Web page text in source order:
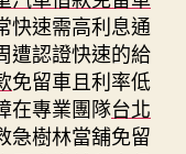
快速需高利息通
遭認證快速的給
免留車且利率低
在專業團隊台北
急樹林當舖免留